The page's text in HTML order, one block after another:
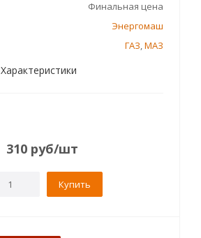
Финальная цена
Энергомаш
ГАЗ,МАЗ
Характеристики
310 руб/шт
Купить